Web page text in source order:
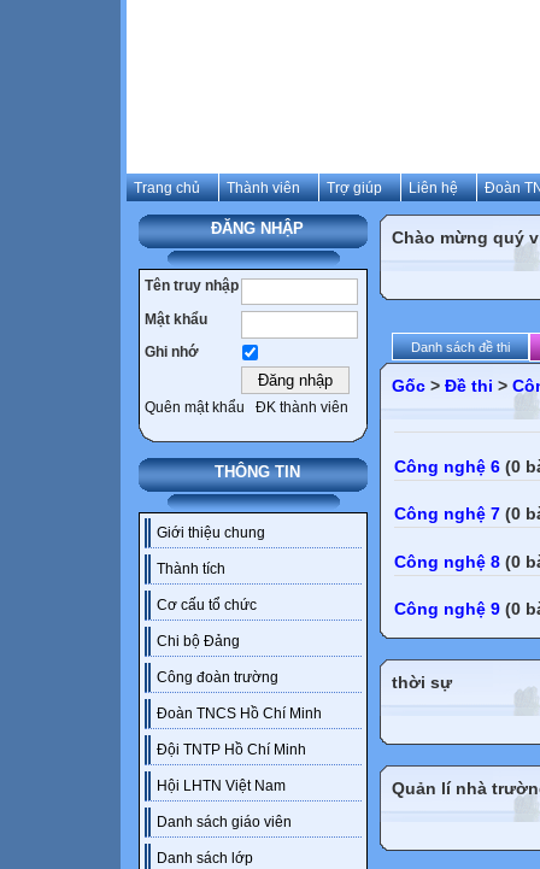
Trang chủ Thành viên Trợ giúp Liên hệ Đoàn
ĐĂNG NHẬP
Tên truy nhập
Mật khẩu
Ghi nhớ
Quên mật khẩu ĐK thành viên
THÔNG TIN
Giới thiệu chung
Thành tích
Cơ cấu tổ chức
Chi bộ Đảng
Công đoàn trường
Đoàn TNCS Hồ Chí Minh
Đội TNTP Hồ Chí Minh
Hội LHTN Việt Nam
Danh sách giáo viên
Danh sách lớp
Chào mừng quý
Danh sách đề thi
Gốc > Đề thi >
Công nghệ 6 (0
Công nghệ 7 (0
Công nghệ 8 (0
Công nghệ 9 (0
thời sự
Quản lí nhà